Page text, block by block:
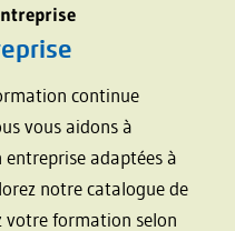
continue
vous aidons à
adaptées à
notre catalogue de
votre formation selon